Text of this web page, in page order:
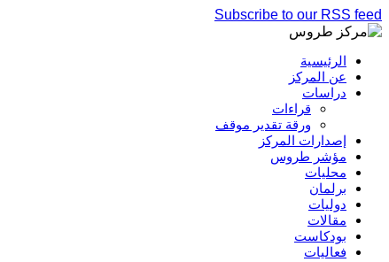
Subscribe to our RSS feed
الرئيسية
عن المركز
دراسات
قراءات
ورقة تقدير موقف
إصدارات المركز
مؤشر طروس
محليات
برلمان
دوليات
مقالات
بودكاست
فعاليات